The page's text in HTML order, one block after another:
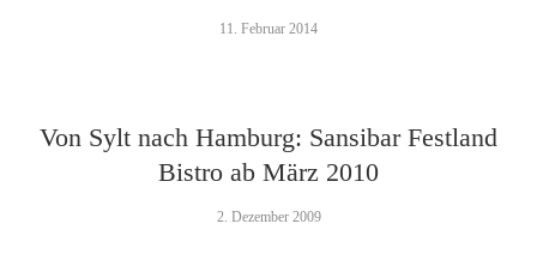
11. Februar 2014
Von Sylt nach Hamburg: Sansibar Festland
Bistro ab März 2010
2. Dezember 2009